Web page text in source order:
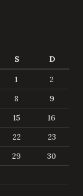
S
D
1
2
8
9
15
16
22
23
29
30